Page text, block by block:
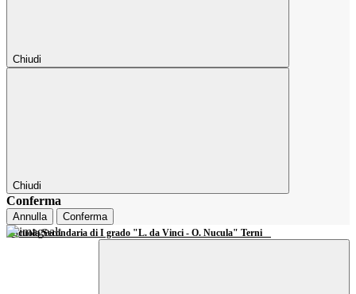
Chiudi
Chiudi
Conferma
Annulla Conferma
Scuola Secondaria di I grado "L. da Vinci - O. Nucula" Terni